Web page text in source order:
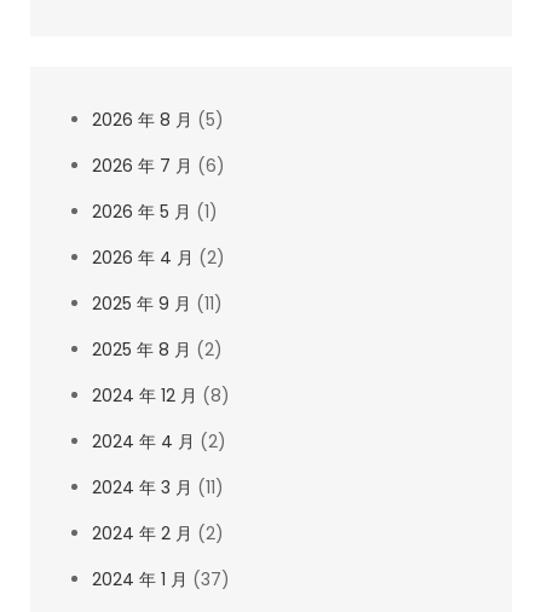
2026 年 8 月 (5)
2026 年 7 月 (6)
2026 年 5 月 (1)
2026 年 4 月 (2)
2025 年 9 月 (11)
2025 年 8 月 (2)
2024 年 12 月 (8)
2024 年 4 月 (2)
2024 年 3 月 (11)
2024 年 2 月 (2)
2024 年 1 月 (37)